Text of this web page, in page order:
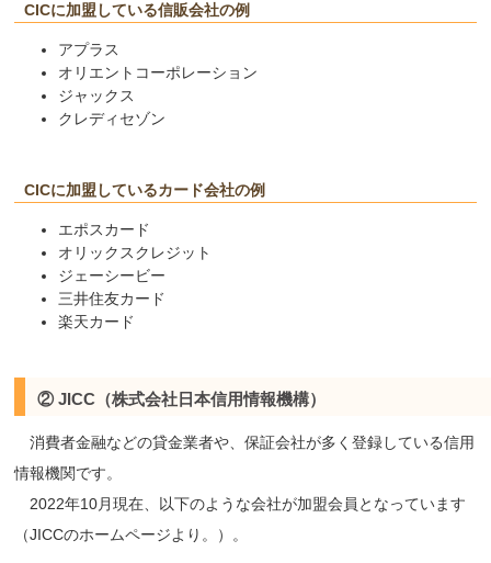
CICに加盟している信販会社の例
アプラス
オリエントコーポレーション
ジャックス
クレディセゾン
CICに加盟しているカード会社の例
エポスカード
オリックスクレジット
ジェーシービー
三井住友カード
楽天カード
② JICC（株式会社日本信用情報機構）
消費者金融などの貸金業者や、保証会社が多く登録している信用
情報機関です。
2022年10月現在、以下のような会社が加盟会員となっています
（JICCのホームページより。）。